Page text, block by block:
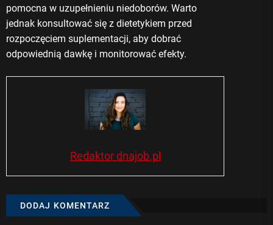
pomocna w uzupełnieniu niedoborów. Warto
jednak konsultować się z dietetykiem przed
rozpoczęciem suplementacji, aby dobrać
odpowiednią dawkę i monitorować efekty.
Redaktor dnajob.pl
DODAJ KOMENTARZ